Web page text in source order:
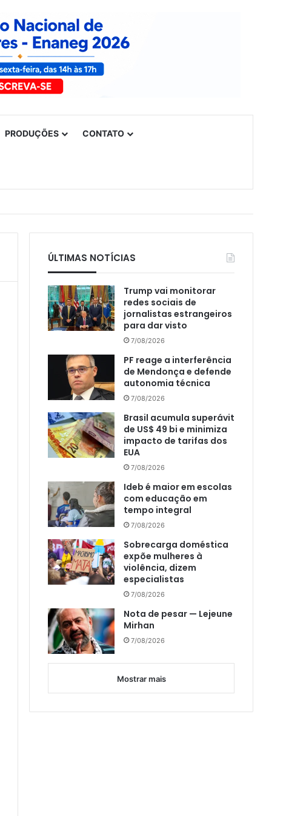
PRODUÇÕES CONTATO
ÚLTIMAS NOTÍCIAS
Trump vai monitorar
redes sociais de
jornalistas estrangeiros
para dar visto
7/08/2026
PF reage a interferência
de Mendonça e defende
autonomia técnica
7/08/2026
Brasil acumula superávit
de US$ 49 bi e minimiza
impacto de tarifas dos
EUA
7/08/2026
Ideb é maior em escolas
com educação em
tempo integral
7/08/2026
Sobrecarga doméstica
expõe mulheres à
violência, dizem
especialistas
7/08/2026
Nota de pesar — Lejeune
Mirhan
7/08/2026
Mostrar mais